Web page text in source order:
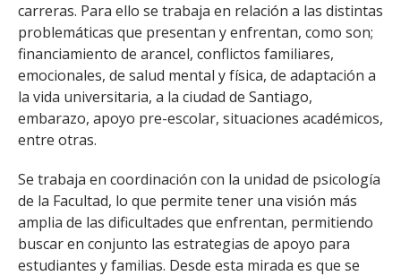
Académicas/os Egresadas/os
carreras. Para ello se trabaja en relación a las distintas
problemáticas que presentan y enfrentan, como son;
financiamiento de arancel, conflictos familiares,
emocionales, de salud mental y física, de adaptación a
la vida universitaria, a la ciudad de Santiago,
embarazo, apoyo pre-escolar, situaciones académicos,
entre otras.
Se trabaja en coordinación con la unidad de psicología
de la Facultad, lo que permite tener una visión más
amplia de las dificultades que enfrentan, permitiendo
buscar en conjunto las estrategias de apoyo para
estudiantes y familias. Desde esta mirada es que se